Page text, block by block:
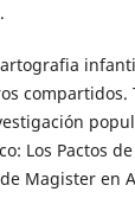
compartidos.
Los Pactos
Magister en